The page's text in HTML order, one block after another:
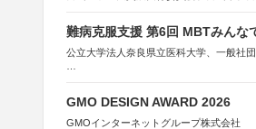
難病克服支援 第6回 MBTみんな
公立大学法人奈良県立医科大学、一般社
文部科学省
奈良県
GMO DESIGN AWARD 2026
GMOインターネットグループ株式会社